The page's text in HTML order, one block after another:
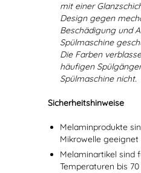
mit einer
Design gegen
Beschädigung und
Spülmaschine
Die Farben
häufigen
Spülmaschine nicht.
Sicherheitshinweise
Melaminprodukte
Mikrowelle geeignet
Melaminartikel sind
Temperaturen bis